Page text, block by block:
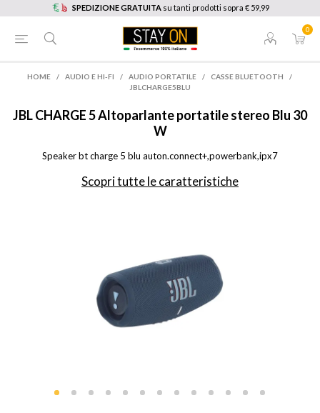
SPEDIZIONE GRATUITA su tanti prodotti sopra € 59,99
0
HOME / AUDIO E HI-FI / AUDIO PORTATILE / CASSE BLUETOOTH
/
JBLCHARGE5BLU
JBLCHARGE 5 Altoparlante portatile stereo Blu 30
W
Speaker bt charge 5 blu auton.connect+,powerbank,ipx7
Scopri tutte le caratteristiche